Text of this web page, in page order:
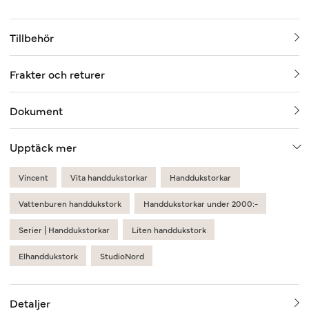
Tillbehör
Frakter och returer
Dokument
Upptäck mer
Vincent Vita handdukstorkar Handdukstorkar
Vattenburen handdukstork Handdukstorkar under 2000:-
Serier | Handdukstorkar Liten handdukstork
Elhanddukstork StudioNord
Detaljer